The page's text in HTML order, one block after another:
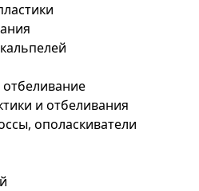
и отбеливания
ополаскиватели